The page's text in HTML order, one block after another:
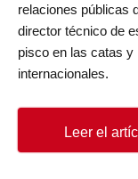
relaciones públicas
director técnico de
pisco en las catas y
internacionales.
Leer el